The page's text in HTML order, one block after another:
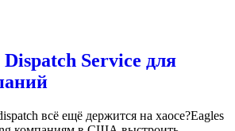
Dispatch Service для
всё ещё держится на хаосе?Eagles